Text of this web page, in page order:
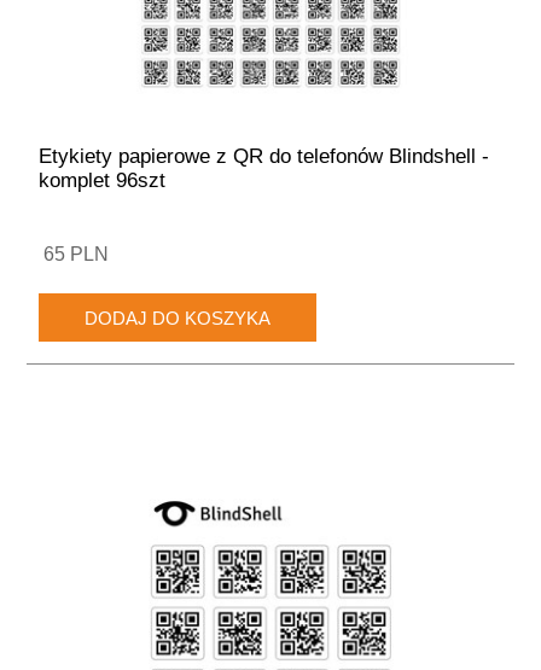
Etykiety papierowe z QR do telefonów Blindshell -
komplet 96szt
65 PLN